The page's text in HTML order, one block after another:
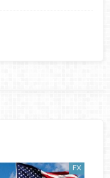
FX